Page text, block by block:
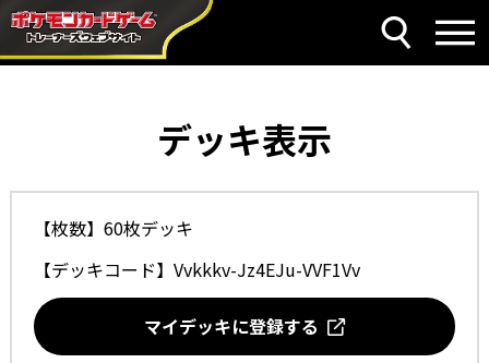
デッキ表示
【枚数】60枚デッキ
【デッキコード】 Vvkkkv-Jz4EJu-VVF1Vv
マイデッキに登録する